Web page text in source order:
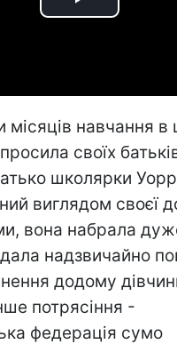
Play
місяців навчання в
своїх
школярки
виглядом своєї
вона набрала
надзвичайно
додому
потрясіння -
федерація сумо